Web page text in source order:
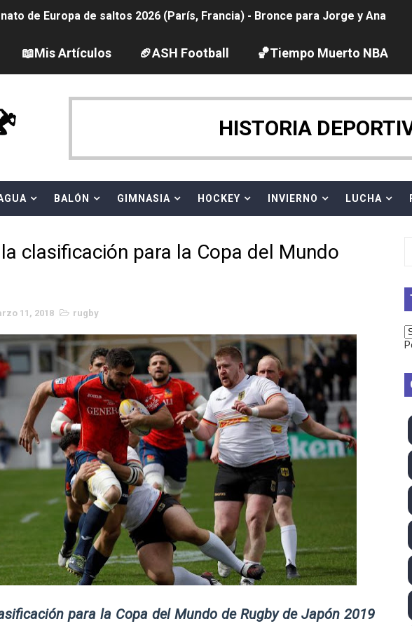
de Europa de saltos 2026 (París, Francia) - Bronce para Jorge y Ana
Francia femenino 2026 - Etapa 6
Pro Baseball League 2026
de Europa de pentatlón moderno 2026 (Estambul, Turquía)
de Europa de natación artística 2026 (París, Francia) - España domina
2026
- Myles Borne y Tavion Heights ponen fin al reinado por parejas de The
Football League 2026 - Week 10
2026 - Regular season
éxitos por fin para Chelsea Green, Chad Gable y Baron Corbin en SummerSlam
de Europa de MTB 2026 (Monteceneri, Suiza) - Charlie Aldridge y Sina
de Europa de remo 2026 (Varese, Italia) - Rumanía, Alemania y Gran
de lacrosse femenino 2026 (Tokio, Japón) - Estados Unidos invencibles, ya
celebración en el último Impact! con Jason Hotch como nuevo TNA
esgrima 2026 (Hong Kong) - La delegación italiana arrasa con 4 oros y 4
es la nueva monarca Intercontinental, su primer título individual en
📖Mis Artículos 🏈ASH Football 🏀Tiempo Muerto NBA
HISTORIA
BALÓN GIMNASIA HOCKEY INVIERNO LUCHA
clasificación para la Copa del Mundo
11, 2018 rugby
para la Copa del Mundo de Rugby de Japón 2019